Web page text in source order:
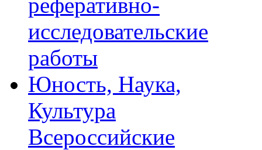
исследовательские
работы
Юность, Наука,
Культура
Всероссийские